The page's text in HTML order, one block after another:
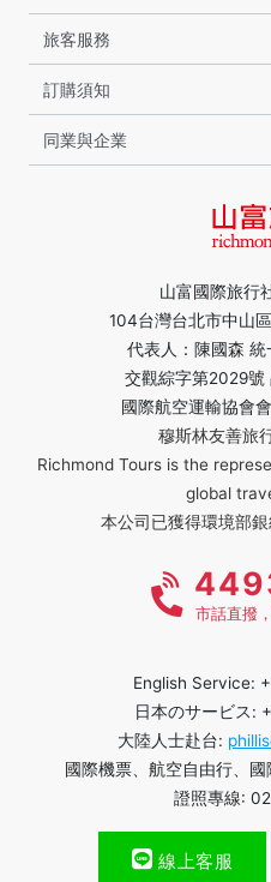
山富國際旅行
104台灣台北市中山
代表人：陳國森
交觀綜字第2029
國際航空運輸協會
穆斯林友善旅
Richmond Tours is the
global
本公司已獲得環境部
旅客服務
訂購須知
同業與企業
市話直撥
English Service:
日本のサービス:
大陸人士赴台:
國際機票、航空自由行、
證照專線:
線上客服